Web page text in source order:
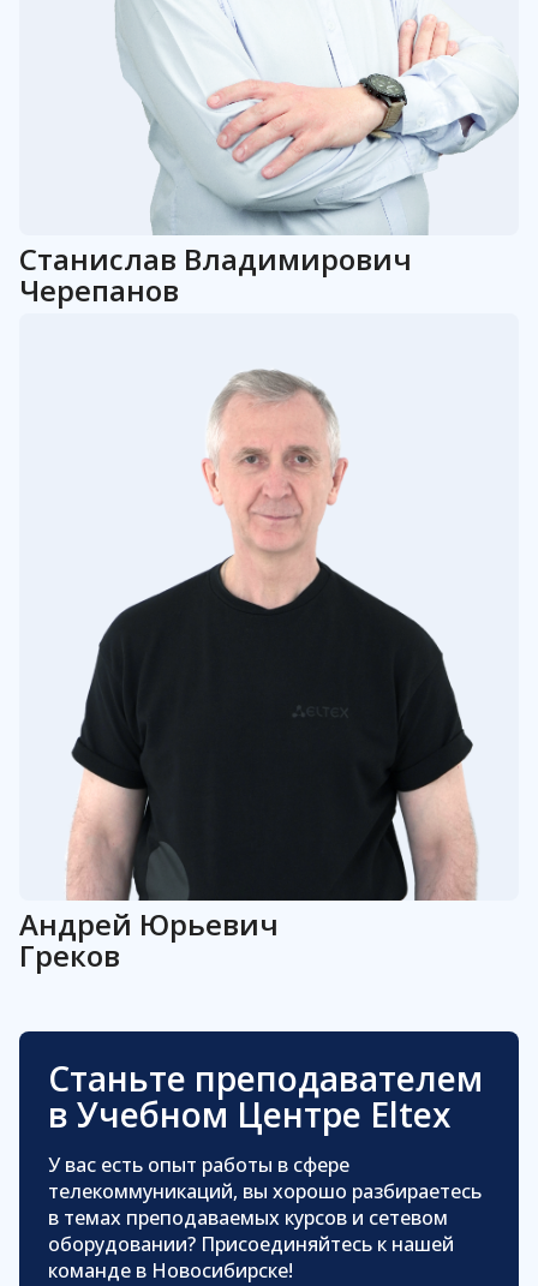
Станислав Владимирович
Черепанов
Андрей Юрьевич
Греков
Станьте преподавателем
в Учебном Центре Eltex
У вас есть опыт работы в сфере
телекоммуникаций, вы хорошо разбираетесь
в темах преподаваемых курсов и сетевом
оборудовании? Присоединяйтесь к нашей
команде в Новосибирске!